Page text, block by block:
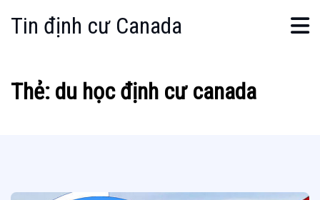
Tin định cư Canada
Thẻ: du học định cư canada